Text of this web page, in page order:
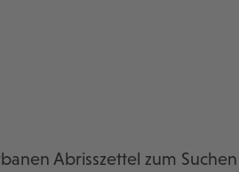
Abrisszettel zum Suchen